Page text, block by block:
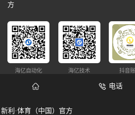
方
海亿自动化 海亿技术 抖音
新利·体育（中国）官方
电话